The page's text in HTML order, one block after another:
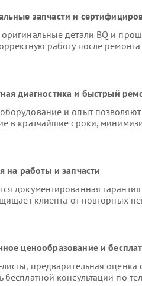
запчасти и
оригинальные детали BQ и
работу после
диагностика и быстрый
и опыт позволяют
в кратчайшие сроки,
на работы и запчасти
документированная
клиента от повторных
ценообразование и
предварительная оценка
бесплатной консультации по